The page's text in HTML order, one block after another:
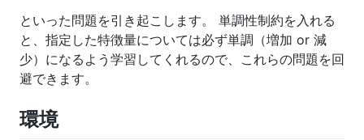
といった問題を引き起こします。 単調性制約を入れる
と、指定した特徴量については必ず単調（増加 or 減
少）になるよう学習してくれるので、これらの問題を回
避できます。
環境